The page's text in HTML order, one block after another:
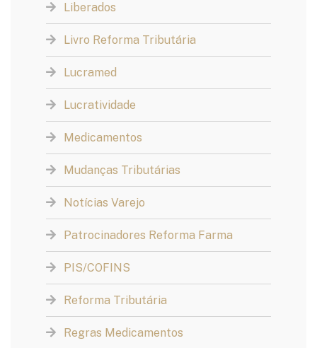
Liberados
Livro Reforma Tributária
Lucramed
Lucratividade
Medicamentos
Mudanças Tributárias
Notícias Varejo
Patrocinadores Reforma Farma
PIS/COFINS
Reforma Tributária
Regras Medicamentos